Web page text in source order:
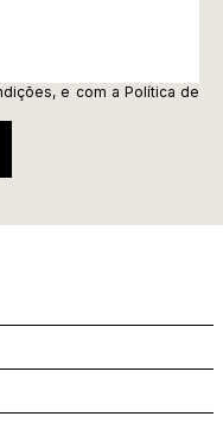
, e com a Política de